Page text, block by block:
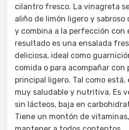
cilantro fresco. La vinagreta
aliño de limón ligero y
y combina a la perfección con
resultado es una ensalada
deliciosa, ideal como
comida o para acompañar
principal ligero. Tal como está,
muy saludable y nutritiva. Es
sin lácteos, baja en
Tiene un montón de